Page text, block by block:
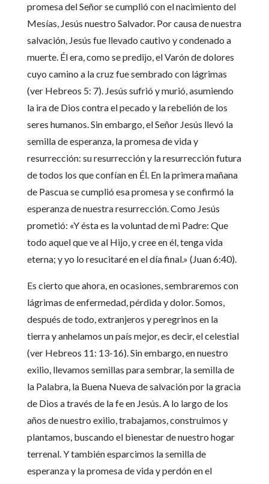
promesa del Señor se cumplió con el nacimiento del
Mesías, Jesús nuestro Salvador. Por causa de nuestra
salvación, Jesús fue llevado cautivo y condenado a
muerte. Él era, como se predijo, el Varón de dolores
cuyo camino a la cruz fue sembrado con lágrimas
(ver Hebreos 5: 7). Jesús sufrió y murió, asumiendo
la ira de Dios contra el pecado y la rebelión de los
seres humanos. Sin embargo, el Señor Jesús llevó la
semilla de esperanza, la promesa de vida y
resurrección: su resurrección y la resurrección futura
de todos los que confían en Él. En la primera mañana
de Pascua se cumplió esa promesa y se confirmó la
esperanza de nuestra resurrección. Como Jesús
prometió: «Y ésta es la voluntad de mi Padre: Que
todo aquel que ve al Hijo, y cree en él, tenga vida
eterna; y yo lo resucitaré en el día final.» (Juan 6:40).
Es cierto que ahora, en ocasiones, sembraremos con
lágrimas de enfermedad, pérdida y dolor. Somos,
después de todo, extranjeros y peregrinos en la
tierra y anhelamos un país mejor, es decir, el celestial
(ver Hebreos 11: 13-16). Sin embargo, en nuestro
exilio, llevamos semillas para sembrar, la semilla de
la Palabra, la Buena Nueva de salvación por la gracia
de Dios a través de la fe en Jesús. A lo largo de los
años de nuestro exilio, trabajamos, construimos y
plantamos, buscando el bienestar de nuestro hogar
terrenal. Y también esparcimos la semilla de
esperanza y la promesa de vida y perdón en el